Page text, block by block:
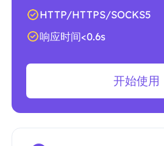
HTTP/HTTPS/SOCKS5
响应时间<0.6s
开始使用